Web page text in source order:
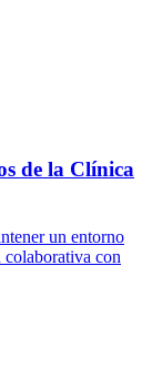
de la Clínica
un entorno
colaborativa con